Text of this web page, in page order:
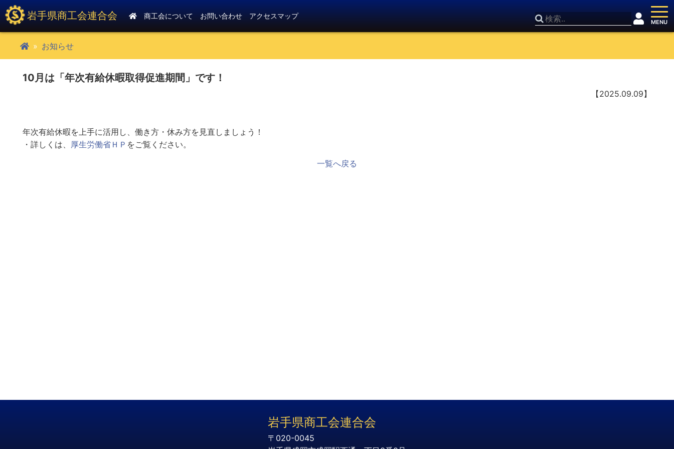
岩手県商工会連合会 商工会について お問い合わせ アクセスマップ
お知らせ
10月は「年次有給休暇取得促進期間」です！
【2025.09.09】
年次有給休暇を上手に活用し、働き方・休み方を見直しましょう！
・詳しくは、
厚生労働省ＨＰ をご覧ください。
一覧へ戻る
岩手県商工会連合会
〒020-0045